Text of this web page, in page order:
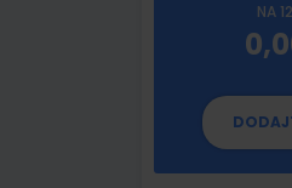
NA